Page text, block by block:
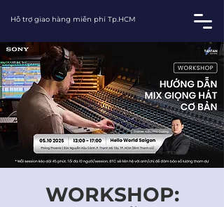
Hỗ trợ giao hàng miễn phí Tp.HCM
WORKSHOP: